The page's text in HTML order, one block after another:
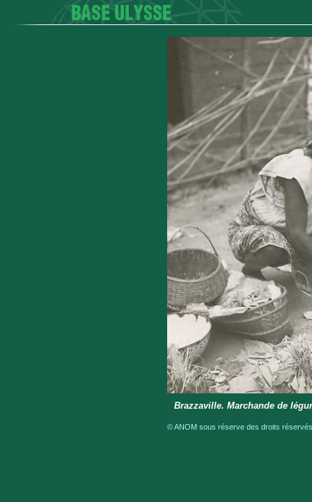
Brazzaville. Marchande de
© ANOM sous réserve des droits